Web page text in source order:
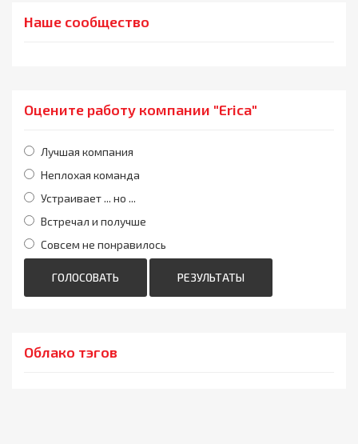
Наше сообщество
Оцените работу компании "Erica"
Лучшая компания
Неплохая команда
Устраивает ... но ...
Встречал и получше
Совсем не понравилось
ГОЛОСОВАТЬ РЕЗУЛЬТАТЫ
Облако тэгов